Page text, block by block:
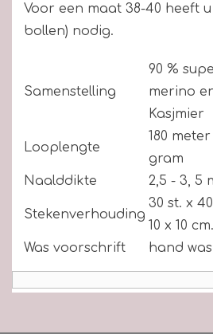
Voor een maat 38-40 heeft u
bollen) nodig.
Samenstelling
90 %
merino
Kasjmier
Looplengte
180
gram
Naalddikte
2,5 - 3, 5
Stekenverhouding
30 st. x
10 x 10 cm.
Was voorschrift
hand was